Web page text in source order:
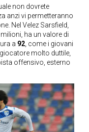
non dovrete
anzi vi permetteranno
Nel Velez Sarsfield,
ha un valore di
a 92, come i giovani
molto duttile,
offensivo, esterno